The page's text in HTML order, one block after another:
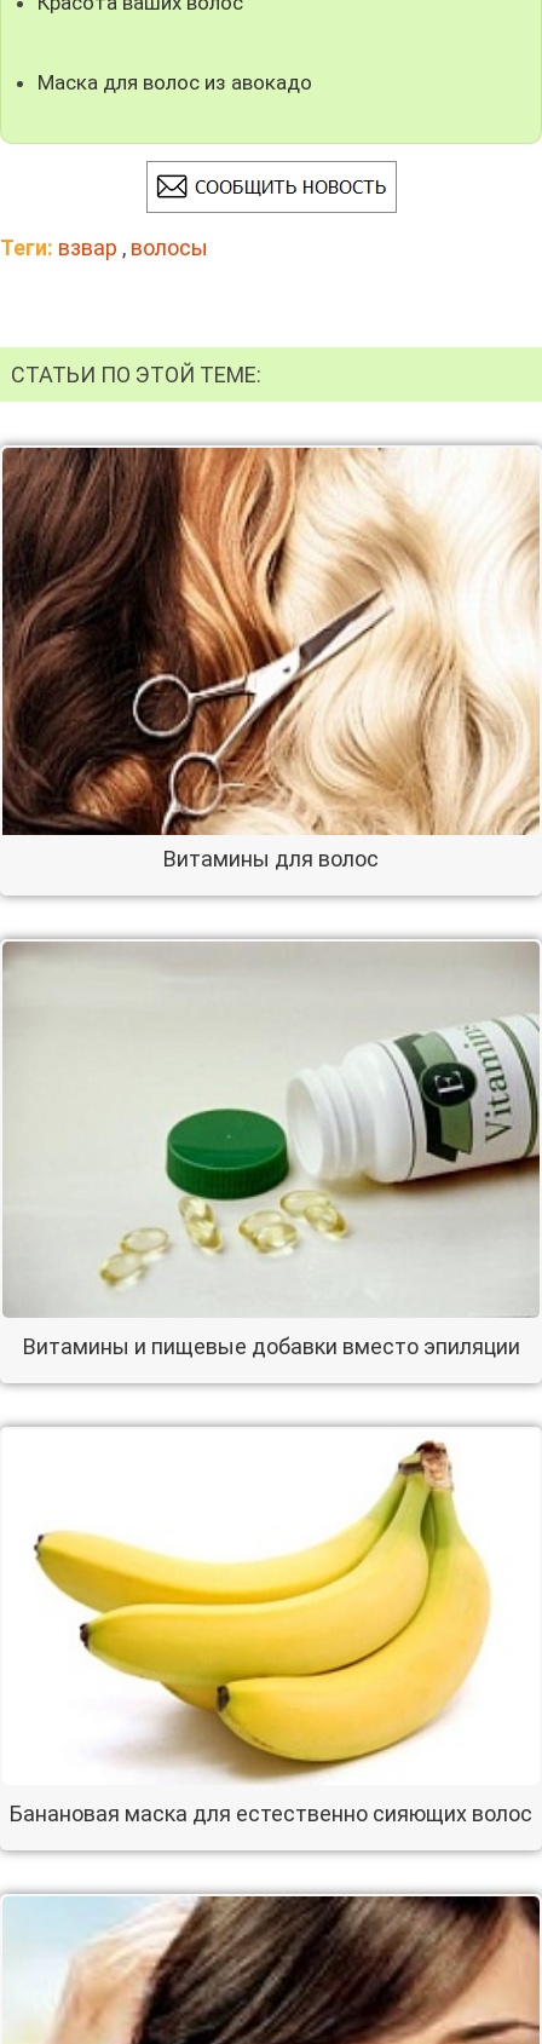
Маска для волос из авокадо
Теги: взвар , волосы
СТАТЬИ ПО ЭТОЙ ТЕМЕ:
Витамины для волос
Витамины и пищевые добавки вместо эпиляции
Банановая маска для естественно сияющих волос